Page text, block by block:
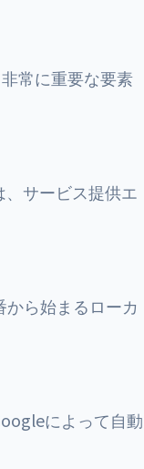
常に重要な要素
サービス提供エ
ら始まるローカ
によって自動